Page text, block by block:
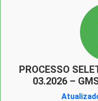
PROCESSO
03.2026 –